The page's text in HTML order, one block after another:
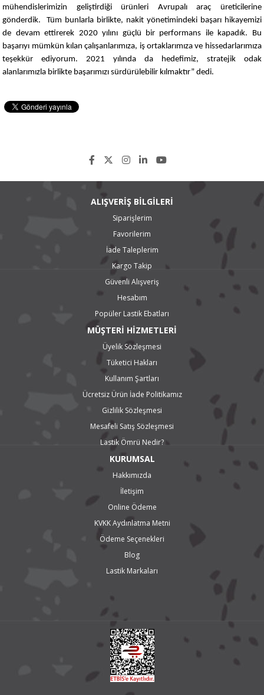
mühendislerimizin geliştirdiği ürünleri Avrupalı araç üreticilerine
gönderdik. Tüm bunlarla birlikte, nakit yönetimindeki başarı hikayemizi
de devam ettirerek 2020 yılını güçlü bir performans ile kapadık. Bu
başarıyı mümkün kılan çalışanlarımıza, iş ortaklarımıza ve hissedarlarımıza
teşekkür ediyorum. 2021 yılında da hedefimiz, stratejik odak
alanlarımızla birlikte başarımızı sürdürülebilir kılmaktır” dedi.
ALIŞVERİŞ BİLGİLERİ
Siparişlerim
Favorilerim
İade Taleplerim
Kargo Takip
Güvenli Alışveriş
Hesabım
Popüler Lastik Ebatları
MÜŞTERİ HİZMETLERİ
Üyelik Sözleşmesi
Tüketici Hakları
Kullanım Şartları
Ücretsiz Ürün İade Politikamız
Gizlilik Sözleşmesi
Mesafeli Satış Sözleşmesi
Lastik Ömrü Nedir?
KURUMSAL
Hakkımızda
İletişim
Online Ödeme
KVKK Aydınlatma Metni
Ödeme Seçenekleri
Blog
Lastik Markaları